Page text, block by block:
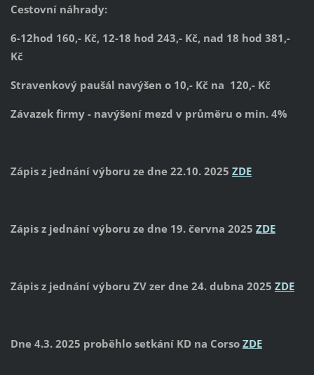
Cestovní náhrady:
6-12hod 160,- Kč, 12-18 hod 243,- Kč, nad 18 hod 381,-
Kč
Stravenkový paušál navýšen o 10,- Kč na 120,- Kč
Závazek firmy - navýšení mezd v průměru o min. 4%
Zápis z jednání výboru ze dne 22.10. 2025 ZDE
Zápis z jednání výboru ze dne 19. června 2025 ZDE
Zápis z jednání výboru ZV zer dne 24. dubna 2025 ZDE
Dne 4.3. 2025 proběhlo setkání KD na Corso ZDE